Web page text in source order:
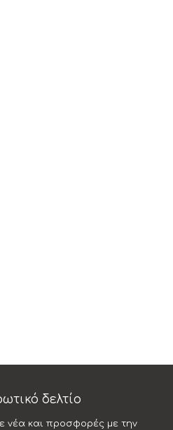
δελτίο
νέα και προσφορές με την